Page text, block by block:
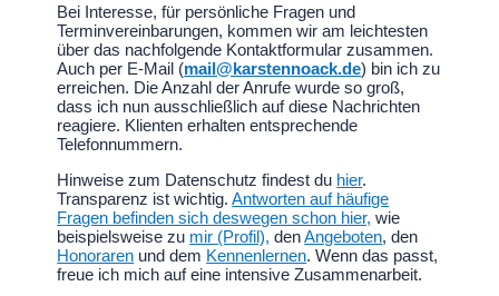
Bei Interesse, für persönliche Fragen und
Terminvereinbarungen, kommen wir am leichtesten
über das nachfolgende Kontaktformular zusammen.
Auch per E-Mail (mail@karstennoack.de) bin ich zu
erreichen. Die Anzahl der Anrufe wurde so groß,
dass ich nun ausschließlich auf diese Nachrichten
reagiere. Klienten erhalten entsprechende
Telefonnummern.
Hinweise zum Datenschutz findest du hier.
Transparenz ist wichtig.Antworten auf häufige
Fragen befinden sich deswegen schon hier, wie
beispielsweise zu mir (Profil), denAngeboten, den
Honoraren und dem Kennenlernen. Wenn das passt,
freue ich mich auf eine intensive Zusammenarbeit.